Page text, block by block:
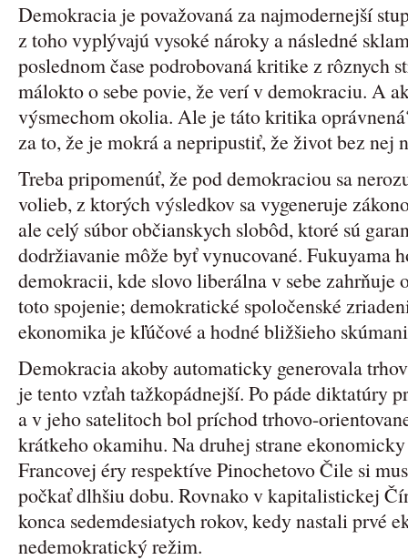
Demokracia je považovaná za najmodernejší
z toho vyplývajú vysoké nároky a následné
poslednom čase podrobovaná kritike z rôznych
málokto o sebe povie, že verí v demokraciu. A
výsmechom okolia. Ale je táto kritika
za to, že je mokrá a nepripustiť, že život bez nej
Treba pripomenúť, že pod demokraciou sa
volieb, z ktorých výsledkov sa vygeneruje
ale celý súbor občianskych slobôd, ktoré sú
dodržiavanie môže byť vynucované. Fukuyama
demokracii, kde slovo liberálna v sebe zahrňuje
toto spojenie; demokratické spoločenské
ekonomika je kľúčové a hodné bližšieho
Demokracia akoby automaticky generovala
je tento vzťah tažkopádnejší. Po páde diktatúry
a v jeho satelitoch bol príchod trhovo-
krátkeho okamihu. Na druhej strane
Francovej éry respektíve Pinochetovo Čile si
počkať dlhšiu dobu. Rovnako v kapitalistickej
konca sedemdesiatych rokov, kedy nastali prvé
nedemokratický režim.